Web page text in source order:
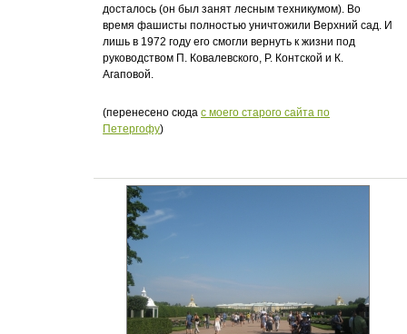
досталось (он был занят лесным техникумом). Во
время фашисты полностью уничтожили Верхний сад. И
лишь в 1972 году его смогли вернуть к жизни под
руководством П. Ковалевского, Р. Контской и К.
Агаповой.
(перенесено сюдас моего старого сайта по
Петергофу)